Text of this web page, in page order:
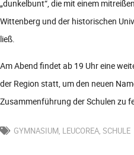
„dunkelbunt“, die mit einem
Wittenberg und der historischen
ließ.
Am Abend findet ab 19 Uhr eine
der Region statt, um den neuen
Zusammenführung der Schulen zu
GYMNASIUM, LEUCOREA, SCHULE